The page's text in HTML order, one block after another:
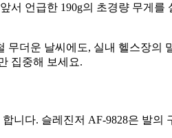
언급한 190g의 초경량 무게를
더운 날씨에도, 실내 헬스장의
집중해 보세요.
니다. 슬레진저 AF-9828은 발의